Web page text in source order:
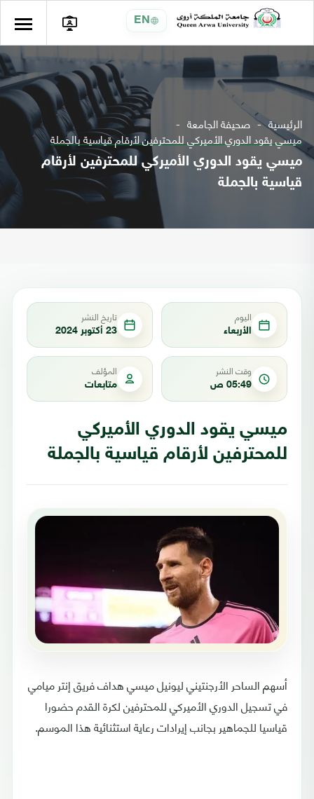
EN
الرئيسية صحيفة الجامعة
ميسي يقود الدوري الأميركي للمحترفين لأرقام قياسية بالجملة
ميسي يقود الدوري الأميركي للمحترفين لأرقام
قياسية بالجملة
اليوم
الأربعاء
تاريخ النشر
23 أكتوبر 2024
وقت النشر
05:49 ص
المؤلف
متابعات
ميسي يقود الدوري الأميركي
للمحترفين لأرقام قياسية بالجملة
أسهم الساحر الأرجنتيني ليونيل ميسي هداف فريق إنتر ميامي
في تسجيل الدوري الأميركي للمحترفين لكرة القدم حضورا
قياسيا للجماهير بجانب إيرادات رعاية استثنائية هذا الموسم.